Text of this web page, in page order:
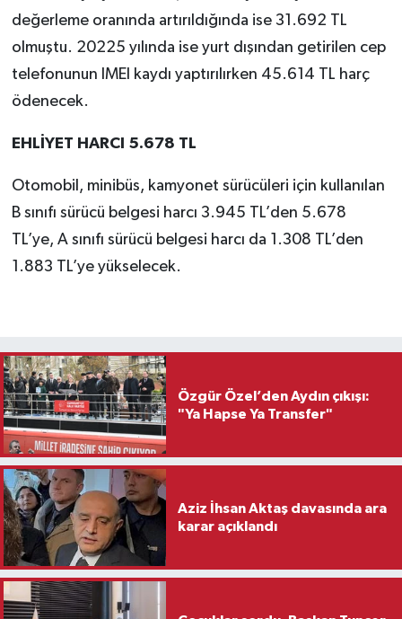
değerleme oranında artırıldığında ise 31.692 TL
olmuştu. 20225 yılında ise yurt dışından getirilen cep
telefonunun IMEI kaydı yaptırılırken 45.614 TL harç
ödenecek.
EHLİYET HARCI 5.678 TL
Otomobil, minibüs, kamyonet sürücüleri için kullanılan
B sınıfı sürücü belgesi harcı 3.945 TL’den 5.678
TL’ye, A sınıfı sürücü belgesi harcı da 1.308 TL’den
1.883 TL’ye yükselecek.
Özgür Özel’den Aydın çıkışı:
"Ya Hapse Ya Transfer"
Aziz İhsan Aktaş davasında ara
karar açıklandı